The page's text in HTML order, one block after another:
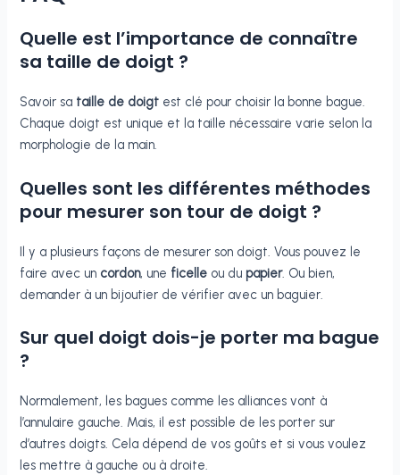
Quelle est l’importance de connaître
sa taille de doigt ?
Savoir sa taille de doigt est clé pour choisir la bonne bague.
Chaque doigt est unique et la taille nécessaire varie selon la
morphologie de la main.
Quelles sont les différentes méthodes
pour mesurer son tour de doigt ?
Il y a plusieurs façons de mesurer son doigt. Vous pouvez le
faire avec un cordon, une ficelle ou du papier. Ou bien,
demander à un bijoutier de vérifier avec un baguier.
Sur quel doigt dois-je porter ma bague
?
Normalement, les bagues comme les alliances vont à
l’annulaire gauche. Mais, il est possible de les porter sur
d’autres doigts. Cela dépend de vos goûts et si vous voulez
les mettre à gauche ou à droite.